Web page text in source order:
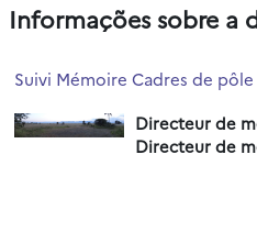
Informações sobre a
Suivi Mémoire Cadres de pôle
Directeur de
Directeur de